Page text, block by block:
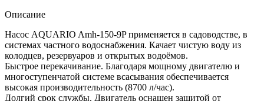
Описание
Насос AQUARIO Amh-150-9P применяется в садоводстве, в
системах частного водоснабжения. Качает чистую воду из
колодцев, резервуаров и открытых водоёмов.
Быстрое перекачивание. Благодаря мощному двигателю и
многоступенчатой системе всасывания обеспечивается
высокая производительность (8700 л/час).
Долгий срок службы. Двигатель оснащен защитой от